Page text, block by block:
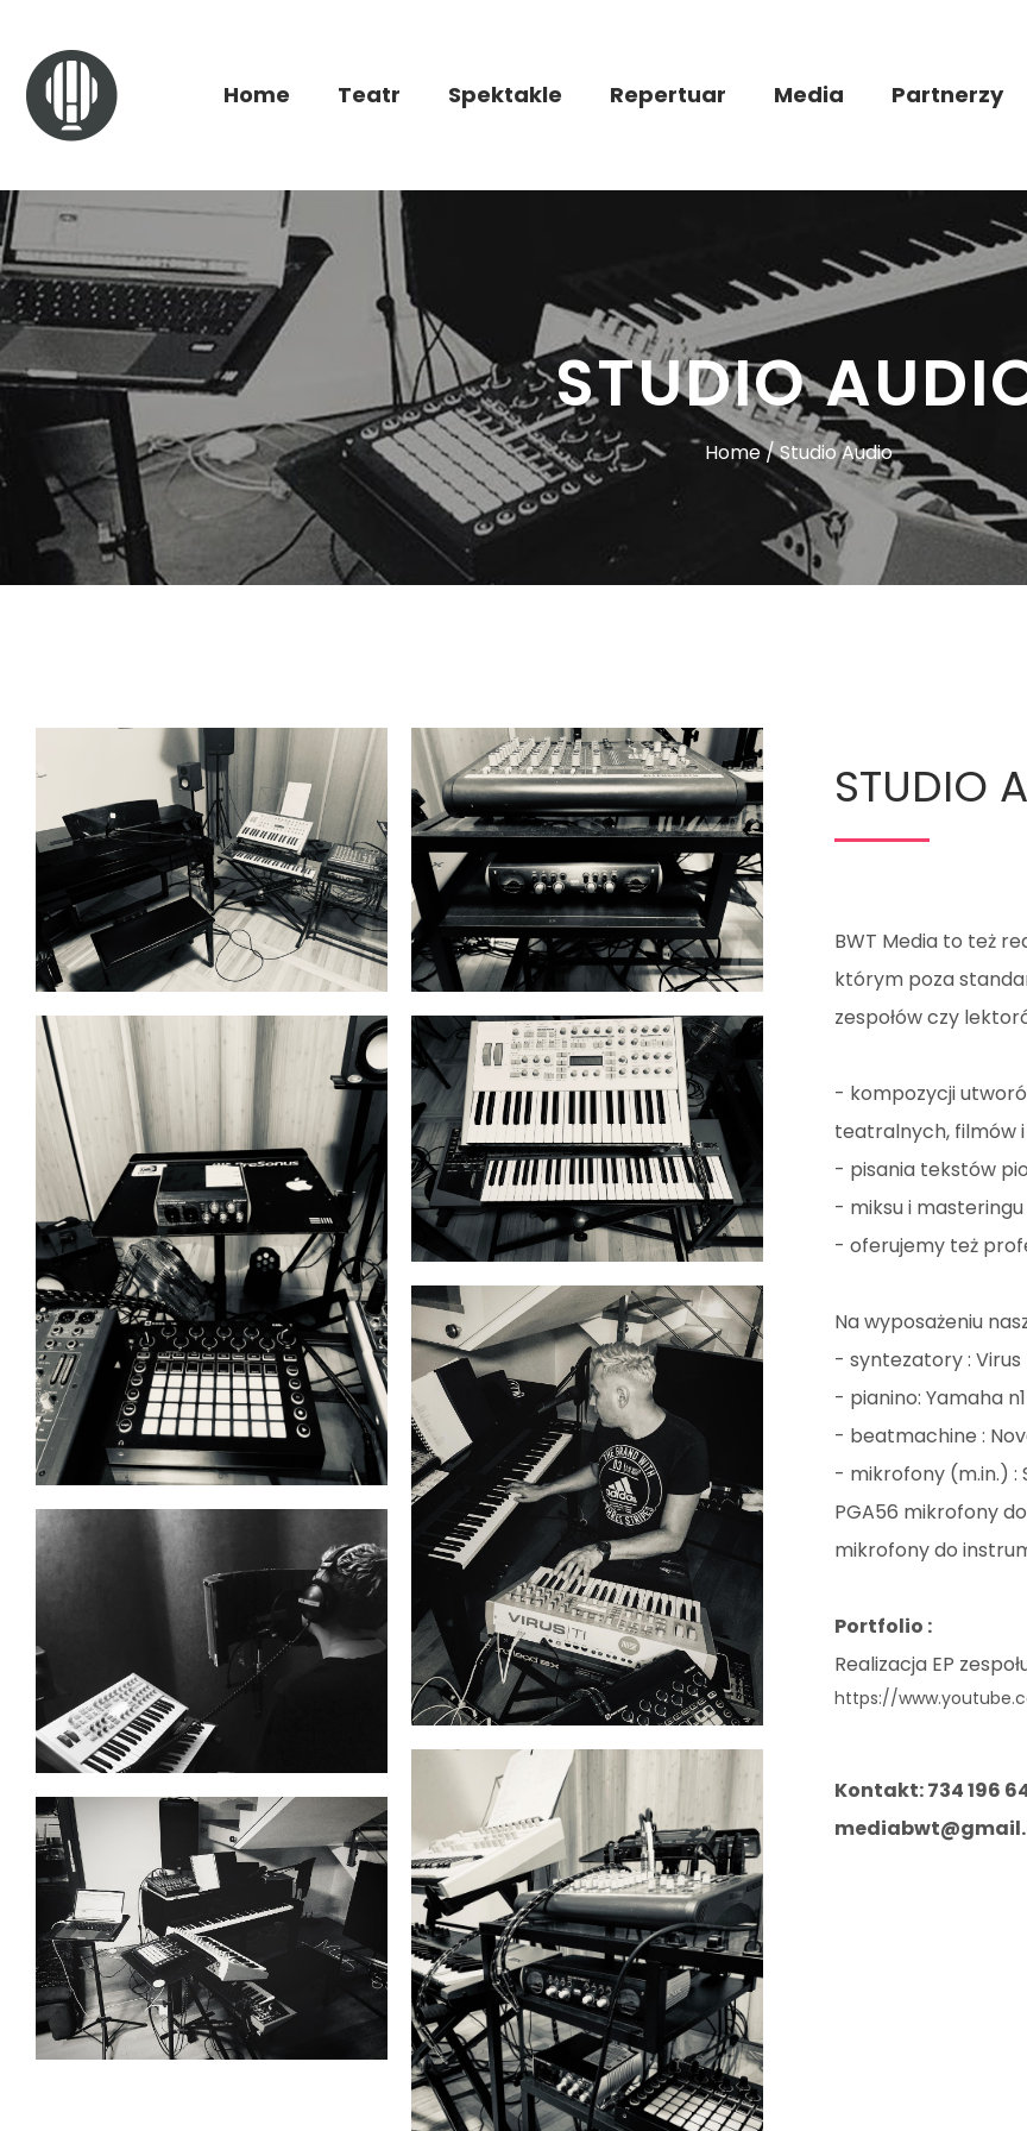
Home Teatr Spektakle Repertuar Media Partnerzy
STUDIO
Home / Studio Audio
STUDIO
BWT Media to też
którym poza
zespołów czy
- kompozycji
teatralnych, filmów
- pisania tekstów
- miksu i
- oferujemy też
Na wyposażeniu
- syntezatory : Virus
- pianino: Yamaha
- beatmachine :
- mikrofony (m.in.) :
PGA56 mikrofony
mikrofony do
Portfolio :
Realizacja EP
https://
Kontakt: 734 196